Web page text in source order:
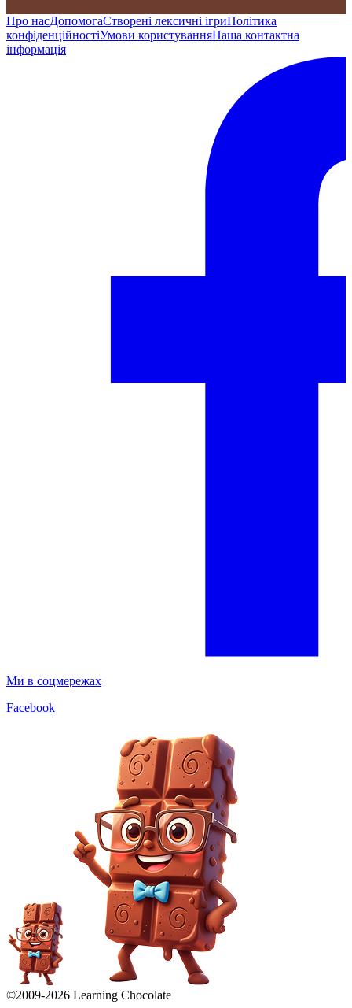
Про насДопомогаСтворені лексичні ігриПолітика
конфіденційностіУмови користуванняНаша контактна
інформація
Ми в соцмережах
Facebook
©2009-2026 Learning Chocolate